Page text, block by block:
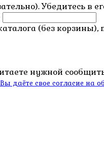
Убедитесь в
(без
нужной
Вы даёте свое согласие на